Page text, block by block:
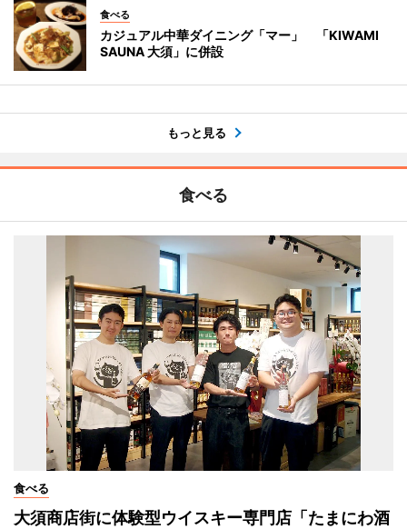
食べる
カジュアル中華ダイニング「マー」 「KIWAMI
SAUNA 大須」に併設
もっと見る
食べる
食べる
大須商店街に体験型ウイスキー専門店「たまにわ酒